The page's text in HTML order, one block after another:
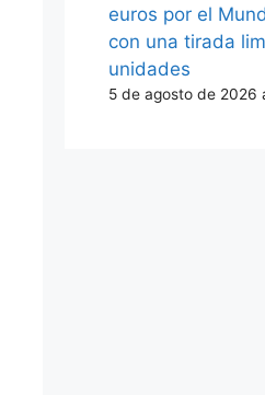
euros por el
con una tirada
unidades
5 de agosto de 2026